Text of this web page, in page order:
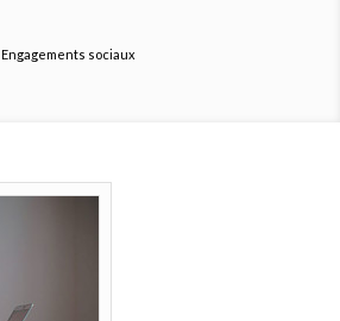
Engagements sociaux